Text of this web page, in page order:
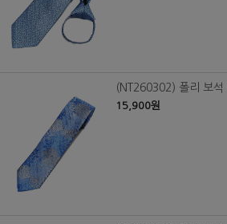
(NT260302) 폴리 보석
15,900원